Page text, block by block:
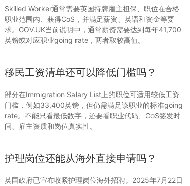
Skilled Worker通常需要英国持牌雇主担保、职位在合格
职业范围内、获得CoS，并满足薪资、英语和资金等要
求。GOV.UK当前说明中，通常薪资需要达到每年41,700
英镑或对应职业going rate，两者取较高值。
移民工资清单还可以降低门槛吗？
部分在Immigration Salary List上的职位可适用较低工资
门槛，例如33,400英镑，但仍需满足该职业的标准going
rate。不能只看最低数字，还要看职业代码、CoS签发时
间、雇主资质和岗位真实性。
护理岗位还能从海外直接申请吗？
英国政府已宣布收紧护理岗位海外招聘。2025年7月22日